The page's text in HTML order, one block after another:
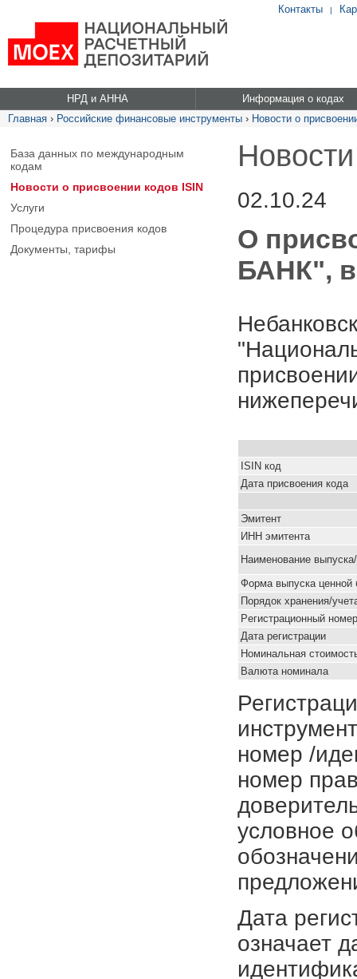
Контакты |
НРД и АННА
Информация о кодах
Главная › Российские финансовые инструменты › Новости о
База данных по международным
кодам
Новости о присвоении кодов ISIN
Услуги
Процедура присвоения кодов
Документы, тарифы
02.10.24
О
БАНК",
ISIN код
Дата присвоения кода
Эмитент
ИНН эмитента
Наименование
Форма выпуска ценной
Порядок хранения/
Pегистрационный номер
Дата регистрации
Номинальная
Валюта номинала
номер /
номер
условное
Дата
означает